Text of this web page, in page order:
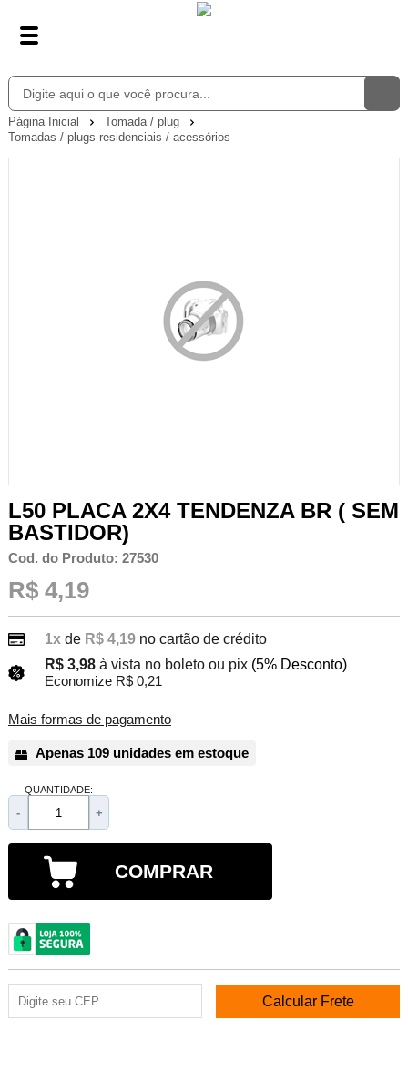
Página Inicial
Tomada / plug
Tomadas / plugs residenciais / acessórios
L50 PLACA 2X4 TENDENZA BR ( SEM
BASTIDOR)
Cod. do Produto: 27530
R$ 4,19
1xde R$ 4,19 no cartão de crédito
R$ 3,98 à vista no boleto ou pix (5% Desconto)
Economize R$ 0,21
Mais formas de pagamento
Apenas 109 unidades em estoque
QUANTIDADE:
- +
COMPRAR